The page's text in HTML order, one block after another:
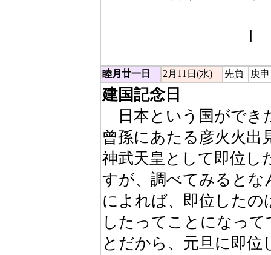
]
睦月廿一日 2月11日(水) 先負 庚申
建国記念日
日本という国ができ
曾孫にあたる彦火火出
神武天皇として即位
すが、調べてみるとな
によれば、即位したの
したってことになっ
とだから、元旦に即